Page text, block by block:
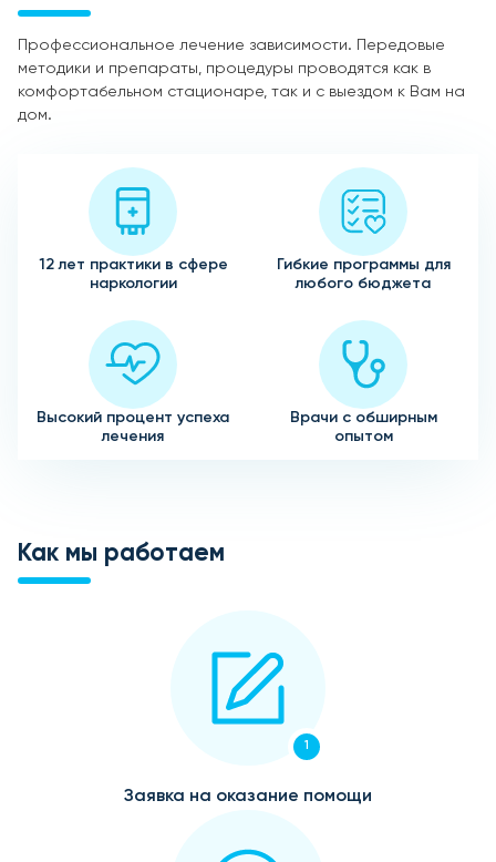
Профессиональное лечение зависимости. Передовые
методики и препараты, процедуры проводятся как в
комфортабельном стационаре, так и с выездом к Вам на
дом.
12 лет практики в сфере
наркологии
Гибкие программы для
любого бюджета
Высокий процент успеха
лечения
Врачи с обширным
опытом
Как мы работаем
1
Заявка на оказание помощи